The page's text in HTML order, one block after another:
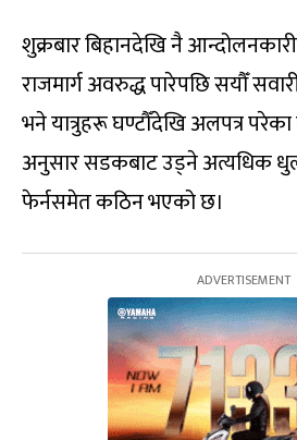
शुक्रबार बिहानदेखि नै
राजमार्ग अवरुद्ध पारेपछि सयौँ
भने यात्रुहरू घण्टौँदेखि अलपत्र
अनुसार सडकबाट उड्ने अत्यधिक
फेर्नसमेत कठिन भएको छ।